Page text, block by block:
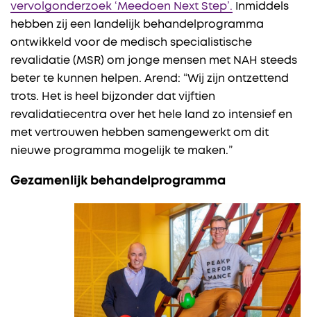
vervolgonderzoek ‘Meedoen Next Step’. Inmiddels
hebben zij een landelijk behandelprogramma
ontwikkeld voor de medisch specialistische
revalidatie (MSR) om jonge mensen met NAH steeds
beter te kunnen helpen. Arend: “Wij zijn ontzettend
trots. Het is heel bijzonder dat vijftien
revalidatiecentra over het hele land zo intensief en
met vertrouwen hebben samengewerkt om dit
nieuwe programma mogelijk te maken.”
Gezamenlijk behandelprogramma